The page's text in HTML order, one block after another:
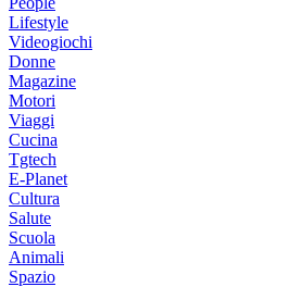
Lifestyle
Videogiochi
Donne
Magazine
Motori
Viaggi
Cucina
Tgtech
E-Planet
Cultura
Salute
Scuola
Animali
Spazio